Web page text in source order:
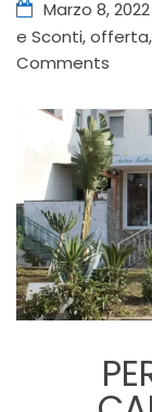
Marzo 8, 2022
e Sconti,offerta,
Comments